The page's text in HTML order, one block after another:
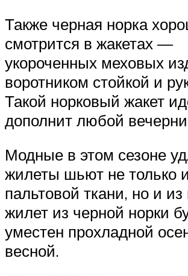
Также черная норка
смотрится в жакетах —
укороченных меховых
воротником стойкой и
Такой норковый жакет
дополнит любой
Модные в этом сезоне
жилеты шьют не только
пальтовой ткани, но и из
жилет из черной норки
уместен прохладной
весной.